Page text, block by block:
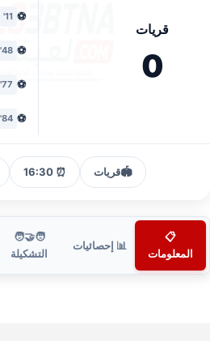
قريات
0
⚽
11'
⚽
48'
⚽
77'
⚽
84'
🏟️قريات ⏰ 16:30
📋
المعلومات
📊 إحصائيات
🧑‍🤝‍🧑
التشكيلة